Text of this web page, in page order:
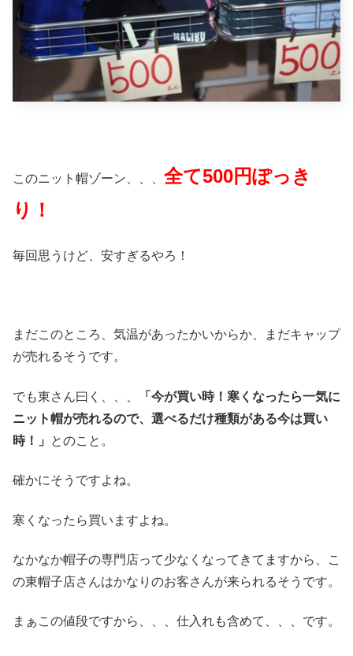
このニット帽ゾーン、、、 全て500円ぽっき
り！
毎回思うけど、安すぎるやろ！
まだこのところ、気温があったかいからか、まだキャップ
が売れるそうです。
でも東さん曰く、、、
「今が買い時！寒くなったら一気に
ニット帽が売れるので、選べるだけ種類がある今は買い
時！」
とのこと。
確かにそうですよね。
寒くなったら買いますよね。
なかなか帽子の専門店って少なくなってきてますから、こ
の東帽子店さんはかなりのお客さんが来られるそうです。
まぁこの値段ですから、、、仕入れも含めて、、、です。